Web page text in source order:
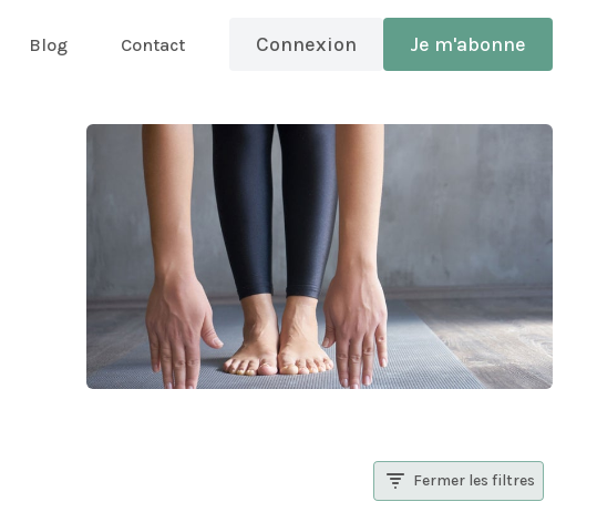
Blog Contact Connexion Je m'abonne
Fermer les filtres